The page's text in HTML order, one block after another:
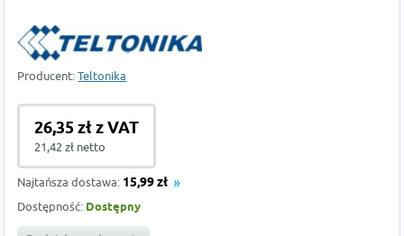
Producent:Teltonika
26,35 zł z VAT
21,42 zł netto
Najtańsza dostawa: 15,99 zł
Dostępność: Dostępny